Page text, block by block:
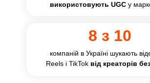
компаній в Україні шукають
Reels і TikTok від креаторів
8 з 10
використовують UGCу